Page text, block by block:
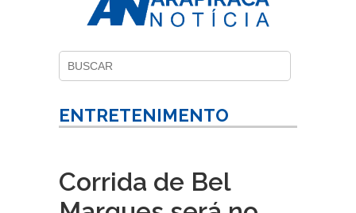
ENTRETENIMENTO
Corrida de Bel